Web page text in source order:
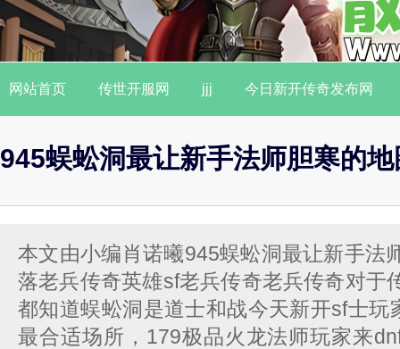
网站首页 传世开服网 jjj 今日新开传奇发布网
945蜈蚣洞最让新手法师胆寒的
本文由小编肖诺曦945蜈蚣洞最让新手法
落老兵传奇英雄sf老兵传奇老兵传奇对于
都知道蜈蚣洞是道士和战今天新开sf士玩
最合适场所，179极品火龙法师玩家来